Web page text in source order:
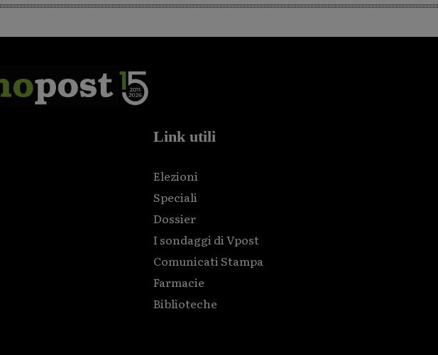
Link utili
Elezioni
Speciali
Dossier
I sondaggi di Vpost
Comunicati Stampa
Farmacie
Biblioteche